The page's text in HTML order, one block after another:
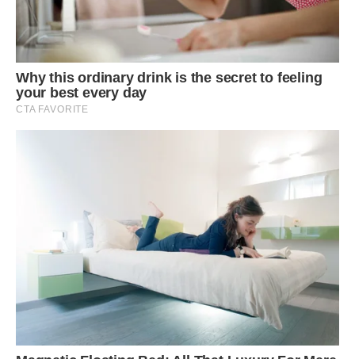
І раптом трапляється форс-мажор: людину звільняють з
роботи, він тяжко хворіє і стає інвалідом. Він втрачає
можливість спокійно спати, пропадає спокій в душі, його
турбує сам факт наявності боргу, дзвінки з банку і
загрози колекторських агентств.
Як вилізти з боргів і кредитів за допомогою молитов?
Православна церква не схвалює використання змов і
язичницьких ритуалів. Традиційна молитва – головна
зброя для боротьби з життєвими труднощами.